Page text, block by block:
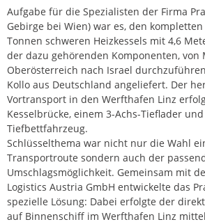
Aufgabe für die Spezialisten der Firma
Gebirge bei Wien) war es, den
Tonnen schweren Heizkessels mit 4,6
der dazu gehörenden Komponenten, von
Oberösterreich nach Israel
Kollo aus Deutschland angeliefert. Der
Vortransport in den Werfthafen Linz
Kesselbrücke, einem 3-Achs-Tieflader
Tiefbettfahrzeug.
Schlüsselthema war nicht nur die Wahl
Transportroute sondern auch der
Umschlagsmöglichkeit. Gemeinsam mit
Logistics Austria GmbH entwickelte das
spezielle Lösung: Dabei erfolgte der
auf Binnenschiff im Werfthafen Linz